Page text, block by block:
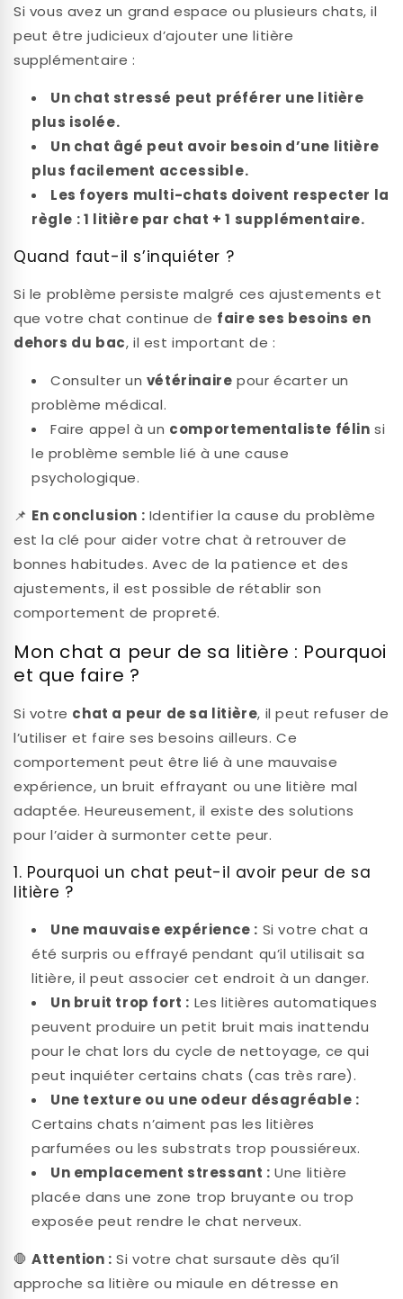
Si vous avez un grand espace ou plusieurs chats, il
peut être judicieux d’ajouter une litière
supplémentaire :
Un chat stressé peut préférer une litière
plus isolée.
Un chat âgé peut avoir besoin d’une litière
plus facilement accessible.
Les foyers multi-chats doivent respecter la
règle : 1 litière par chat + 1 supplémentaire.
Quand faut-il s’inquiéter ?
Si le problème persiste malgré ces ajustements et
que votre chat continue de faire ses besoins en
dehors du bac, il est important de :
Consulter un vétérinaire pour écarter un
problème médical.
Faire appel à un comportementaliste félin si
le problème semble lié à une cause
psychologique.
📌 En conclusion : Identifier la cause du problème
est la clé pour aider votre chat à retrouver de
bonnes habitudes. Avec de la patience et des
ajustements, il est possible de rétablir son
comportement de propreté.
Mon chat a peur de sa litière : Pourquoi
et que faire ?
Si votre chat a peur de sa litière, il peut refuser de
l’utiliser et faire ses besoins ailleurs. Ce
comportement peut être lié à une mauvaise
expérience, un bruit effrayant ou une litière mal
adaptée. Heureusement, il existe des solutions
pour l’aider à surmonter cette peur.
1. Pourquoi un chat peut-il avoir peur de sa
litière ?
Une mauvaise expérience : Si votre chat a
été surpris ou effrayé pendant qu’il utilisait sa
litière, il peut associer cet endroit à un danger.
Un bruit trop fort : Les litières automatiques
peuvent produire un petit bruit mais inattendu
pour le chat lors du cycle de nettoyage, ce qui
peut inquiéter certains chats (cas très rare).
Une texture ou une odeur désagréable :
Certains chats n’aiment pas les litières
parfumées ou les substrats trop poussiéreux.
Un emplacement stressant : Une litière
placée dans une zone trop bruyante ou trop
exposée peut rendre le chat nerveux.
🛑Attention : Si votre chat sursaute dès qu’il
approche sa litière ou miaule en détresse en